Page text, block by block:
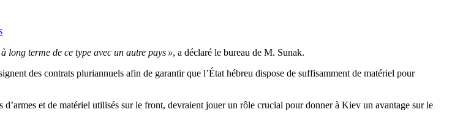
long terme de ce type avec un autre pays », a déclaré le bureau de M. Sunak.
des contrats pluriannuels afin de garantir que l’État hébreu dispose de suffisamment de matériel pour
et de matériel utilisés sur le front, devraient jouer un rôle crucial pour donner à Kiev un avantage sur le